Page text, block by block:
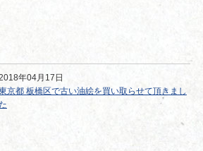
年04月17日
京都 板橋区で古い油絵を買い取らせて頂きまし